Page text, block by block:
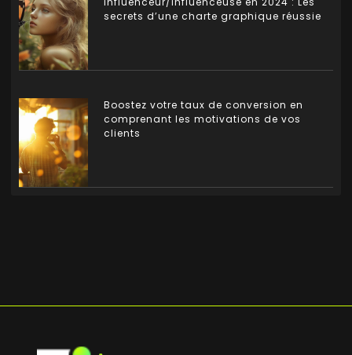
secrets d’une charte graphique réussie
Boostez votre taux de conversion en
comprenant les motivations de vos
clients